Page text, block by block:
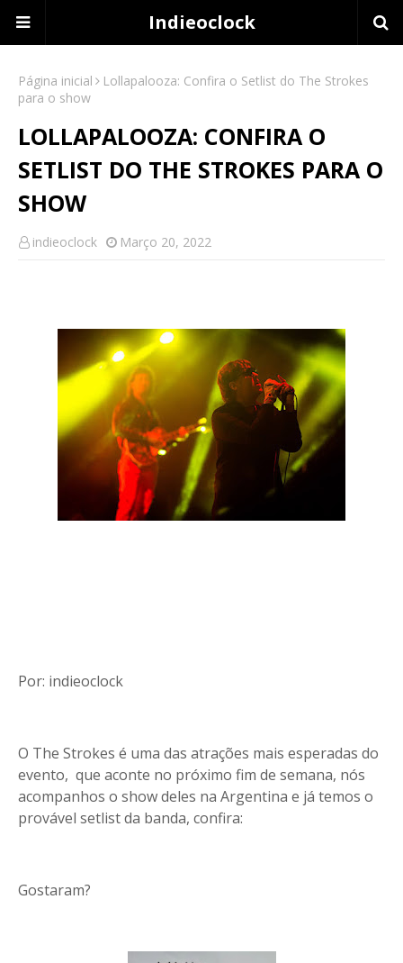
Indieoclock
Página inicial
Lollapalooza: Confira o Setlist do The Strokes
para o show
LOLLAPALOOZA: CONFIRA O
SETLIST DO THE STROKES PARA O
SHOW
indieoclock Março 20, 2022
Por: indieoclock
O The Strokes é uma das atrações mais esperadas do
evento, que aconte no próximo fim de semana, nós
acompanhos o show deles na Argentina e já temos o
provável setlist da banda, confira:
Gostaram?